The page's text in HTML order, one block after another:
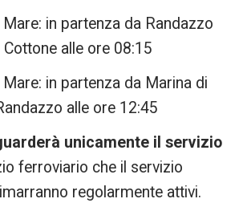
Mare: in partenza da Randazzo
alle ore 08:15
Mare: in partenza da Marina di
alle ore 12:45
unicamente il servizio
ferroviario che il servizio
regolarmente attivi.